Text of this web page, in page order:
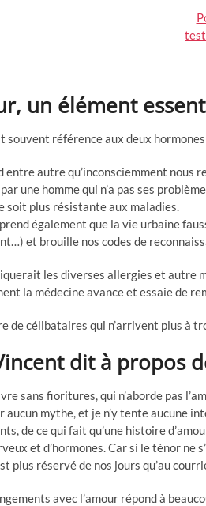
un élément
souvent référence aux deux
entre autre qu’inconsciemment nous
une homme qui n’a pas ses
soit plus résistante aux maladies.
également que la vie urbaine
et brouille nos codes de
les diverses allergies et autre
la médecine avance et essaie de
de célibataires qui n’arrivent plus à
dit à propos
sans fioritures, qui n’aborde pas
aucun mythe, et je n’y tente aucune
de ce qui fait qu’une histoire
et d’hormones. Car si le ténor ne
plus réservé de nos jours qu’au
avec l’amour répond à